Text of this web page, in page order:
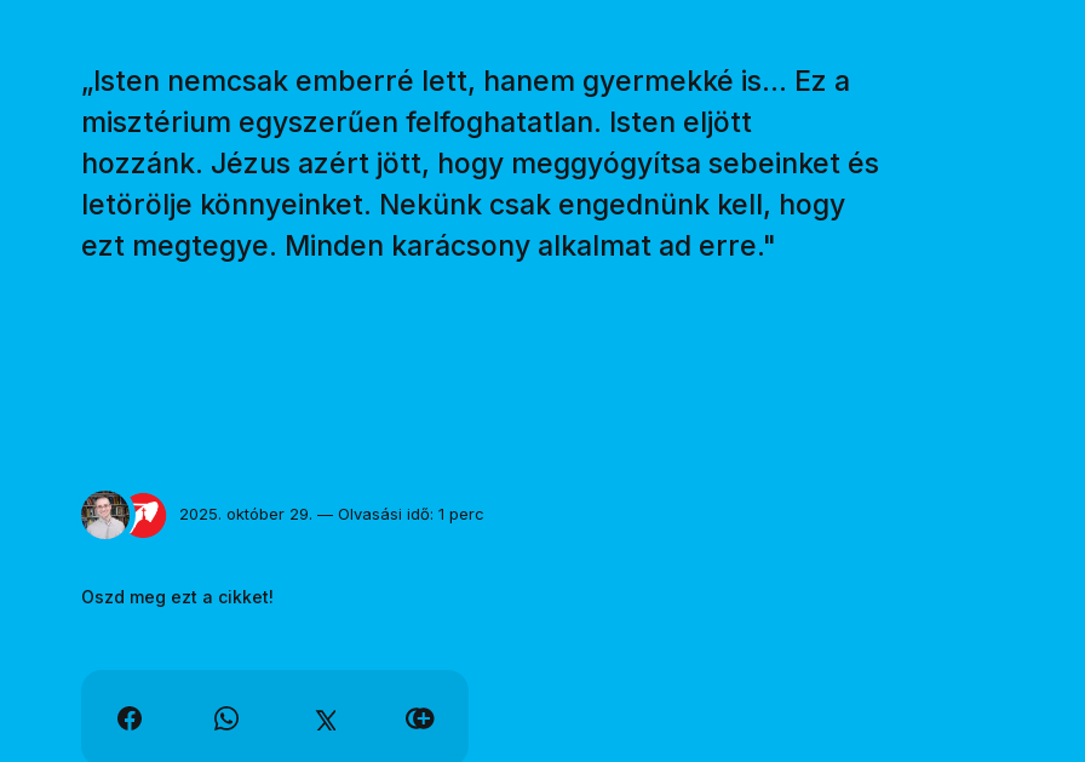
„Isten nemcsak emberré lett, hanem gyermekké is... Ez a
misztérium egyszerűen felfoghatatlan. Isten eljött
hozzánk. Jézus azért jött, hogy meggyógyítsa sebeinket és
letörölje könnyeinket. Nekünk csak engednünk kell, hogy
ezt megtegye. Minden karácsony alkalmat ad erre."
2025. október 29. — Olvasási idő: 1 perc
Oszd meg ezt a cikket!